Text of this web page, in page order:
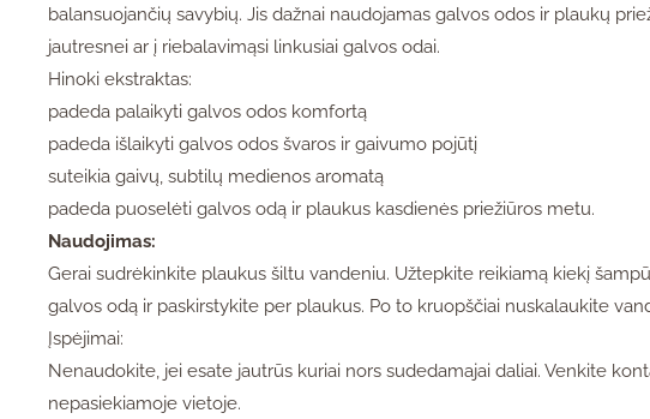
balansuojančių savybių. Jis dažnai naudojamas galvos odos ir plaukų
jautresnei ar į riebalavimąsi linkusiai galvos odai.
Hinoki ekstraktas:
padeda palaikyti galvos odos komfortą
padeda išlaikyti galvos odos švaros ir gaivumo pojūtį
suteikia gaivų, subtilų medienos aromatą
padeda puoselėti galvos odą ir plaukus kasdienės priežiūros metu.
Naudojimas:
Gerai sudrėkinkite plaukus šiltu vandeniu. Užtepkite reikiamą kiekį
galvos odą ir paskirstykite per plaukus. Po to kruopščiai nuskalaukite
Įspėjimai:
Nenaudokite, jei esate jautrūs kuriai nors sudedamajai daliai. Venkite
nepasiekiamoje vietoje.